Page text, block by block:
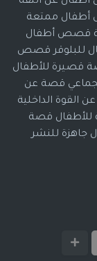
ممتعة
قصص أطفال
للبلوقر قصص
قصيرة للأطفال
قصة عن
الداخلية
قصة
جاهزة للنشر